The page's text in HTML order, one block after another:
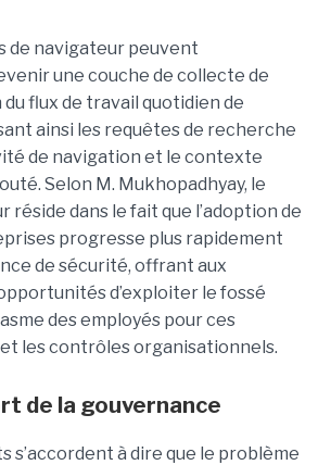
de navigateur peuvent
une couche de collecte de
du flux de travail quotidien de
ainsi les requêtes de recherche
de navigation et le contexte
Selon M. Mukhopadhyay, le
réside dans le fait que l’adoption de
progresse plus rapidement
de sécurité, offrant aux
d’exploiter le fossé
des employés pour ces
les contrôles organisationnels.
de la gouvernance
s’accordent à dire que le problème